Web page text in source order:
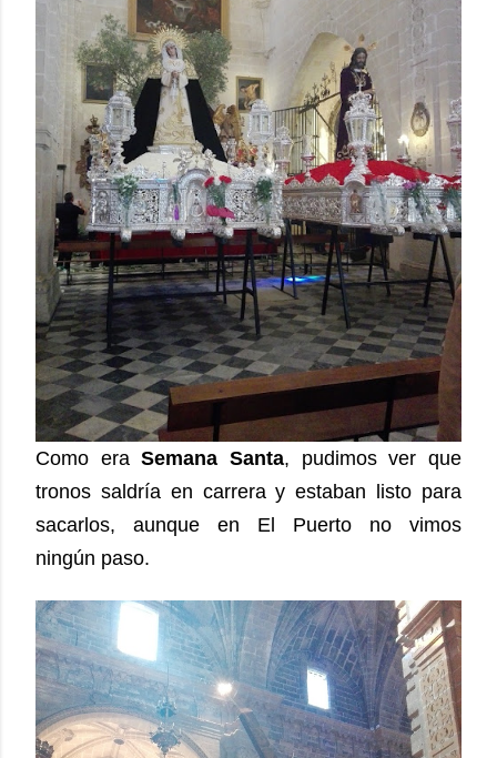
Como eraSemana Santa, pudimos ver que
tronos saldría en carrera y estaban listo para
sacarlos, aunque en El Puerto no vimos
ningún paso.